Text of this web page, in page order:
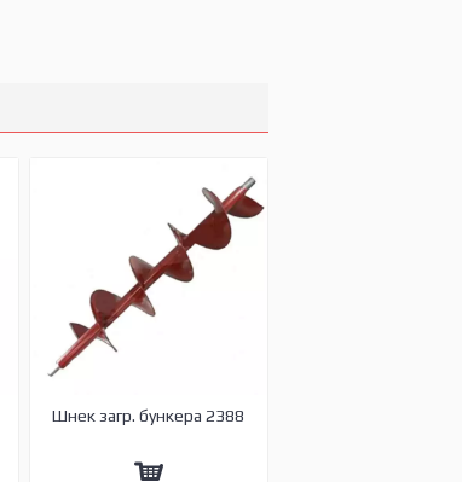
Шнек загр. бункера 2388